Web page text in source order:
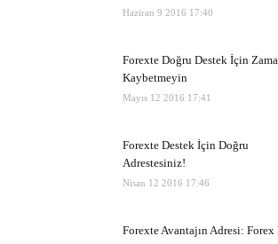
Haziran 9 2016 17:40
Forexte Doğru Destek İçin
Kaybetmeyin
Mayıs 12 2016 17:41
Forexte Destek İçin Doğru
Adrestesiniz!
Nisan 12 2016 17:46
Forexte Avantajın Adresi: